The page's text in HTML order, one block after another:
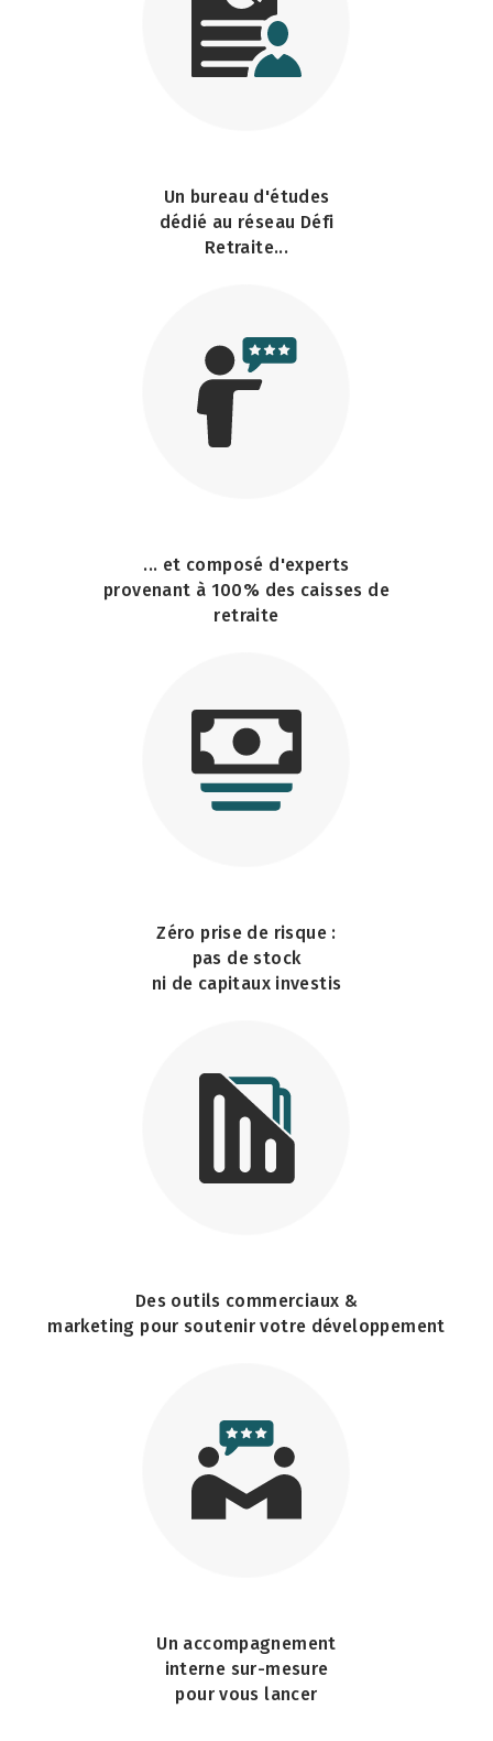
Un bureau d'études
dédié au réseau Défi
Retraite...
... et composé d'experts
provenant à 100% des caisses de
retraite
Zéro prise de risque :
pas de stock
ni de capitaux investis
Des outils commerciaux &
marketing pour soutenir votre développement
Un accompagnement
interne sur-mesure
pour vous lancer